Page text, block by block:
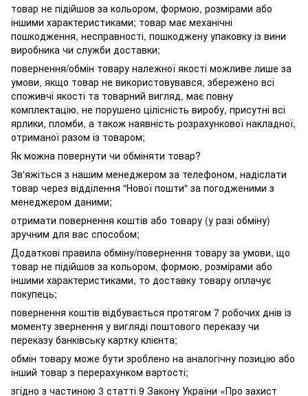
товар не підійшов за кольором, формою, розмірами або
іншими характеристиками; товар має механічні
пошкодження, несправності, пошкоджену упаковку із вини
виробника чи служби доставки;
повернення/обмін товару належної якості можливе лише за
умови, якщо товар не використовувався, збережено всі
споживчі якості та товарний вигляд, має повну
комплектацію, не порушено цілісність виробу, присутні всі
ярлики, пломби, а також наявність розрахункової накладної,
отриманої разом із товаром;
Як можна повернути чи обміняти товар?
Зв'яжіться з нашим менеджером за телефоном, надіслати
товар через відділення "Нової пошти" за погодженими з
менеджером даними;
отримати повернення коштів або товару (у разі обміну)
зручним для вас способом;
Додаткові правила обміну/повернення товару за умови, що
товар не підійшов за кольором, формою, розмірами або
іншими характеристиками, то доставку товару оплачує
покупець;
повернення коштів відбувається протягом 7 робочих днів із
моменту звернення у вигляді поштового переказу чи
переказу банківську картку клієнта;
обмін товару може бути зроблено на аналогічну позицію або
інший товар з перерахунком вартості;
згідно з частиною 3 статті 9 Закону України «Про захист